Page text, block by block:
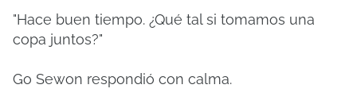
"Hace buen tiempo. ¿Qué tal si tomamos una
copa juntos?"
Go Sewon respondió con calma.